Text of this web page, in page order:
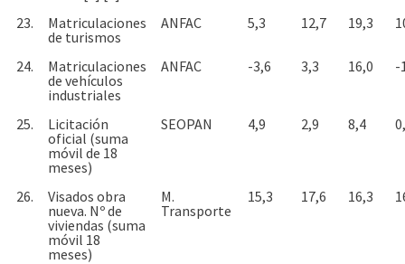
23.
Matriculaciones
de turismos
ANFAC 5,3 12,7 19,3
24.
Matriculaciones
de vehículos
industriales
ANFAC -3,6 3,3 16,0 -
25.
Licitación
oficial (suma
móvil de 18
meses)
SEOPAN 4,9 2,9 8,4
26.
Visados obra
nueva. Nº de
viviendas (suma
móvil 18
meses)
M.
Transporte
15,3 17,6 16,3